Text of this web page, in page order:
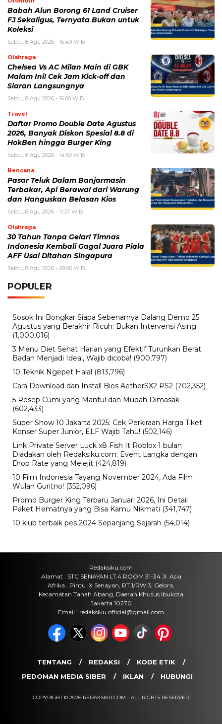
Simpan nama, email, dan situs web saya pada peramban ini
untuk komentar saya berikutnya.
Sabtu, 8 Agustus 2026 - 16:49 WIB
Babah Alun Borong 61 Land Cruiser FJ Sekaligus,
Ternyata Bukan untuk Koleksi
Daftar Promo Double Date Agustus 2026, Banyak
Diskon Spesial 8.8 di HokBen hingga Burger King ‎
Jumat, 7 Agustus 2026 - 15:27 WIB
Dinas Parepare
Jumat, 7 Agustus 2026 - 15:20 WIB
BPK Ungkap Temuan Perjadin Dinkes Parepare, Ada
Apa?
Jumat, 7 Agustus 2026 - 15:16 WIB
Fan ENHYPEN Meninggal Setelah Dihujani Komentar
BERITA TERBARU
Otomotif
FJ Sekaligus, Ternyata Bukan untuk
Koleksi
Sabtu, 8 Agu 2026 - 16:49 WIB
Olahraga
Chelsea Vs AC Milan Main di GBK
Malam Ini! Cek Jam Kick-off dan
Siaran Langsungnya
Sabtu, 8 Agu 2026 - 16:00 WIB
Travel
Daftar Promo Double Date Agustus
2026, Banyak Diskon Spesial 8.8 di
HokBen hingga Burger King ‎
Sabtu, 8 Agu 2026 - 14:50 WIB
Bencana
dan Hanguskan Belasan Kios
30 Tahun Tanpa Gelar! Timnas
Indonesia Kembali Gagal Juara Piala
AFF Usai Ditahan Singapura
Sabtu, 8 Agu 2026 - 09:06 WIB
POPULER
Sosok Ini Bongkar Siapa Sebenarnya Dalang Demo 25
Agustus yang Berakhir Ricuh: Bukan Intervensi Asing